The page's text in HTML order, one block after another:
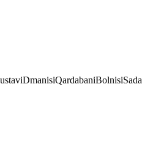
DmanisiQardabaniBolnisi